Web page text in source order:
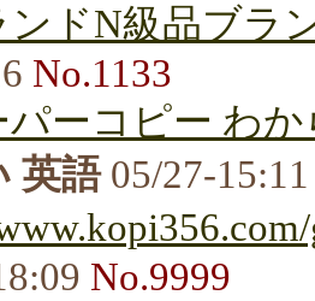
ンドN級品ブラ
No.1133
パーコピー わ
英語05/27-
No.9999